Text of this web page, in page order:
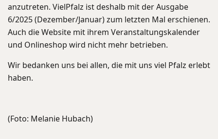
anzutreten. VielPfalz ist deshalb mit der Ausgabe
6/2025 (Dezember/Januar) zum letzten Mal erschienen.
Auch die Website mit ihrem Veranstaltungskalender
und Onlineshop wird nicht mehr betrieben.
Wir bedanken uns bei allen, die mit uns viel Pfalz erlebt
haben.
(Foto: Melanie Hubach)